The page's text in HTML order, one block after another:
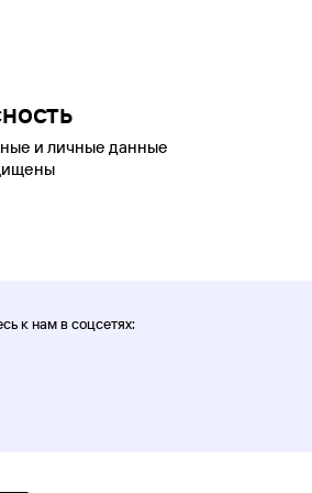
и личные данные
к нам в соцсетях: